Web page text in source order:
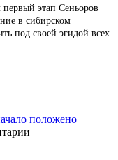
этап Сеньоров
в сибирском
под своей эгидой всех
положено